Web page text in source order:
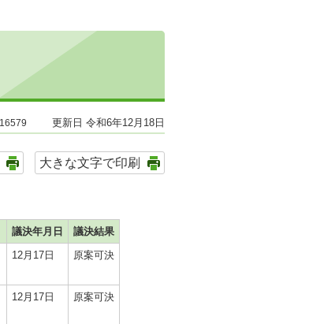
更新日 令和6年12月18日
大きな文字で印刷
議決年月日
議決結果
12月17日 原案可決
12月17日 原案可決